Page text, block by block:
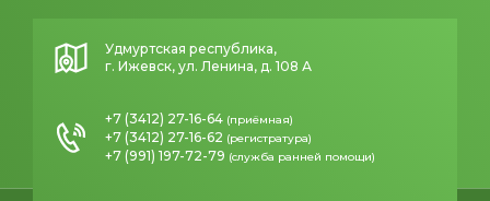
Удмуртская республика,
г. Ижевск, ул. Ленина, д. 108 А
+7 (3412) 27-16-64 (приёмная)
+7 (3412) 27-16-62 (регистратура)
+7 (991) 197-72-79 (служба ранней помощи)